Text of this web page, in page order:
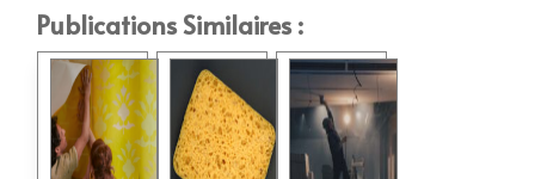
Publications Similaires :